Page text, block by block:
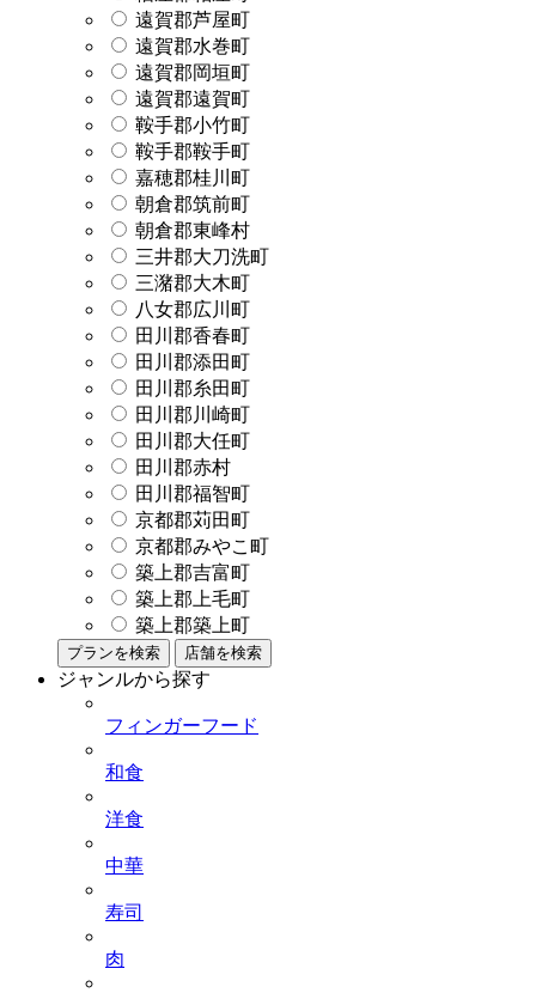
遠賀郡芦屋町
遠賀郡水巻町
遠賀郡岡垣町
遠賀郡遠賀町
鞍手郡小竹町
鞍手郡鞍手町
嘉穂郡桂川町
朝倉郡筑前町
朝倉郡東峰村
三井郡大刀洗町
三潴郡大木町
八女郡広川町
田川郡香春町
田川郡添田町
田川郡糸田町
田川郡川崎町
田川郡大任町
田川郡赤村
田川郡福智町
京都郡苅田町
京都郡みやこ町
築上郡吉富町
築上郡上毛町
築上郡築上町
プランを検索 店舗を検索
ジャンルから探す
フィンガーフード
和食
洋食
中華
寿司
肉